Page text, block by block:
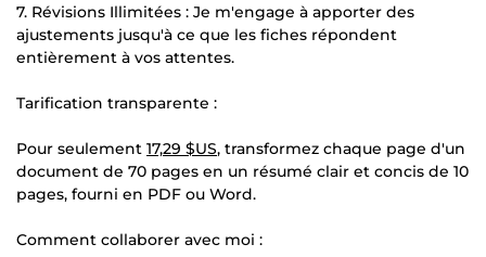
7. Révisions Illimitées : Je m'engage à apporter des
ajustements jusqu'à ce que les fiches répondent
entièrement à vos attentes.
Tarification transparente :
Pour seulement 17,29 $US, transformez chaque page d'un
document de 70 pages en un résumé clair et concis de 10
pages, fourni en PDF ou Word.
Comment collaborer avec moi :